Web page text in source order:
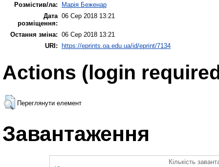
Розмістив/ла:
Марія Беженар
Дата
розміщення:
06 Сер 2018 13:21
Остання зміна: 06 Сер 2018 13:21
URI: https://eprints.oa.edu.ua/id/eprint/7134
Actions (login
Переглянути елемент
Завантаження
Кількість